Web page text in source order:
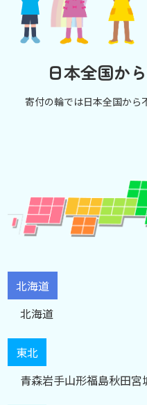
日本全国か
寄付の輪では日本全国から
北海道
北海道
東北
青森岩手山形福島秋田宮